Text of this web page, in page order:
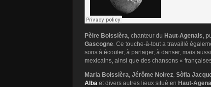
Pèire Boissièra, chanteur du Haut-Agenais,
Gascogne. Ce touche-à-tout a travaillé
sons à écouter, à partager, à danser, mais
mexicains, ainsi que des chansons «
Maria Boissièra, Jérôme Noirez, Sòfia
Alba et divers autres lieux situé en Haut-